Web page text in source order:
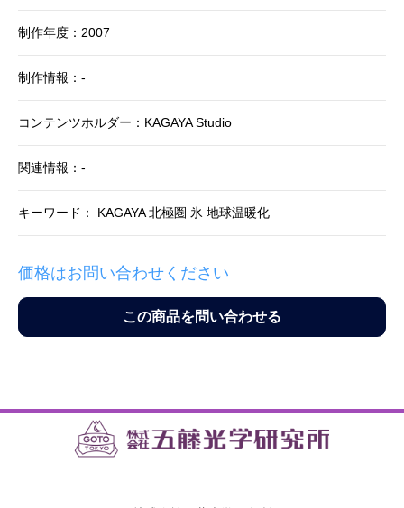
制作年度：2007
制作情報：-
コンテンツホルダー：KAGAYA Studio
関連情報：-
キーワード： KAGAYA 北極圏 氷 地球温暖化
価格はお問い合わせください
この商品を問い合わせる